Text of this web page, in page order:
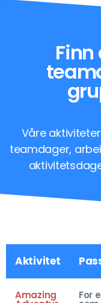
Våre
teamdager,
Aktivitet
Amazing For